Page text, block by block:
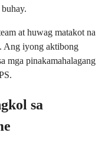
at huwag matakot na
Ang iyong aktibong
mga pinakamahalagang
sa